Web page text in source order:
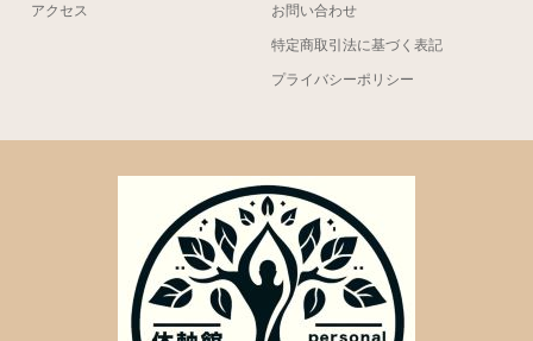
アクセス お問い合わせ
特定商取引法に基づく表記
プライバシーポリシー